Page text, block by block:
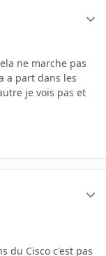
ne marche pas
a part dans les
je vois pas et
du Cisco c'est pas